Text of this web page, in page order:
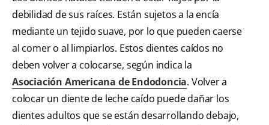
debilidad de sus raíces. Están sujetos a la encía
mediante un tejido suave, por lo que pueden caerse
al comer o al limpiarlos. Estos dientes caídos no
deben volver a colocarse, según indica la
Asociación Americana de Endodoncia. Volver a
colocar un diente de leche caído puede dañar los
dientes adultos que se están desarrollando debajo,